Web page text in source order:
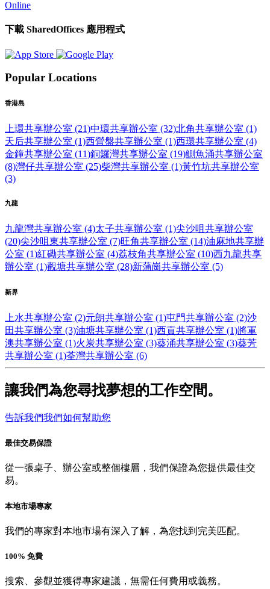
Online
下載 SharedOffices 應用程式
Popular Locations
香港島
上環共享辦公室 (21)中環共享辦公室 (32)北角共享辦公室 (1)
天后共享辦公室 (1)西營盤共享辦公室 (1)西環共享辦公室 (4)
金鐘共享辦公室 (11)銅鑼灣共享辦公室 (19)鰂魚涌共享辦公室
(8)灣仔共享辦公室 (25)柴灣共享辦公室 (1)黃竹坑共享辦公室
(3)
九龍
九龍灣共享辦公室 (4)太子共享辦公室 (1)尖沙咀共享辦公室
(20)尖沙咀東共享辦公室 (7)旺角共享辦公室 (14)油麻地共享辦
公室 (1)紅磡共享辦公室 (4)荔枝角共享辦公室 (10)西九龍共享
辦公室 (1)觀塘共享辦公室 (28)新蒲崗共享辦公室 (5)
新界
上水共享辦公室 (2)元朗共享辦公室 (1)屯門共享辦公室 (2)沙
田共享辦公室 (3)油塘共享辦公室 (1)西貢共享辦公室 (1)將軍
澳共享辦公室 (1)火炭共享辦公室 (3)葵涌共享辦公室 (3)葵芳
共享辦公室 (1)荃灣共享辦公室 (6)
讓我們為您尋找夢想的工作空間。
告訴我們我們如何幫助您
最佳交易保證
從一張桌子、辦公室或整個樓層，我們保證為您提供最佳交
易。
本地市場專家
我們的專家對本地市場有深入了解，為您找到完美匹配。
100% 免費
搜索、參觀並獲得專家建議，無需任何費用或義務。